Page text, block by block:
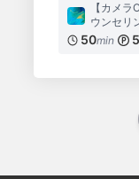
【カメ
ウンセリ
50min